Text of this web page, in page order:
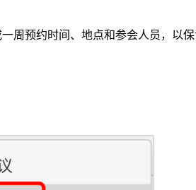
周预约时间、地点和参会人员，以